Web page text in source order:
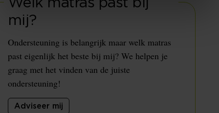
Welk matras past bij
mij?
Ondersteuning is belangrijk maar welk matras
past eigenlijk het beste bij mij? We helpen je
graag met het vinden van de juiste
ondersteuning!
Adviseer mij